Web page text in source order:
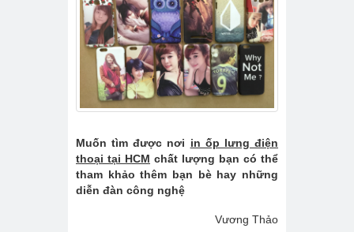
Muốn tìm được nơi in ốp lưng điện
thoại tại HCM chất lượng bạn có thể
tham khảo thêm bạn bè hay những
diễn đàn công nghệ
Vương Thảo